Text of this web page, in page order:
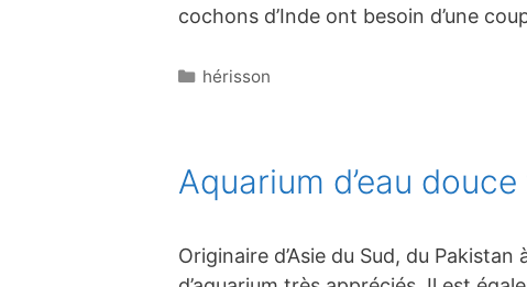
cochons d’Inde ont besoin d’une
Catégories
hérisson
Aquarium d’eau
Originaire d’Asie du Sud, du